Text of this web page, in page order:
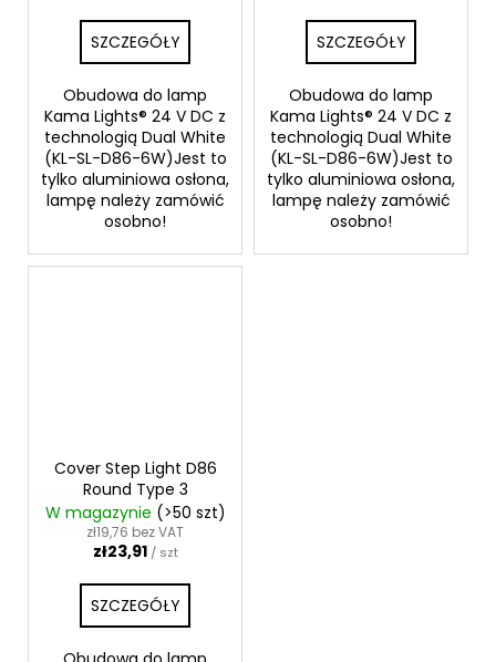
SZCZEGÓŁY
Obudowa do lamp
Kama Lights® 24 V DC z
technologią Dual White
(KL-SL-D86-6W)Jest to
tylko aluminiowa osłona,
lampę należy zamówić
osobno!
SZCZEGÓŁY
Obudowa do lamp
Kama Lights® 24 V DC z
technologią Dual White
(KL-SL-D86-6W)Jest to
tylko aluminiowa osłona,
lampę należy zamówić
osobno!
Cover Step Light D86
Round Type 3
W magazynie (>50 szt)
zł19,76 bez VAT
zł23,91 / szt
SZCZEGÓŁY